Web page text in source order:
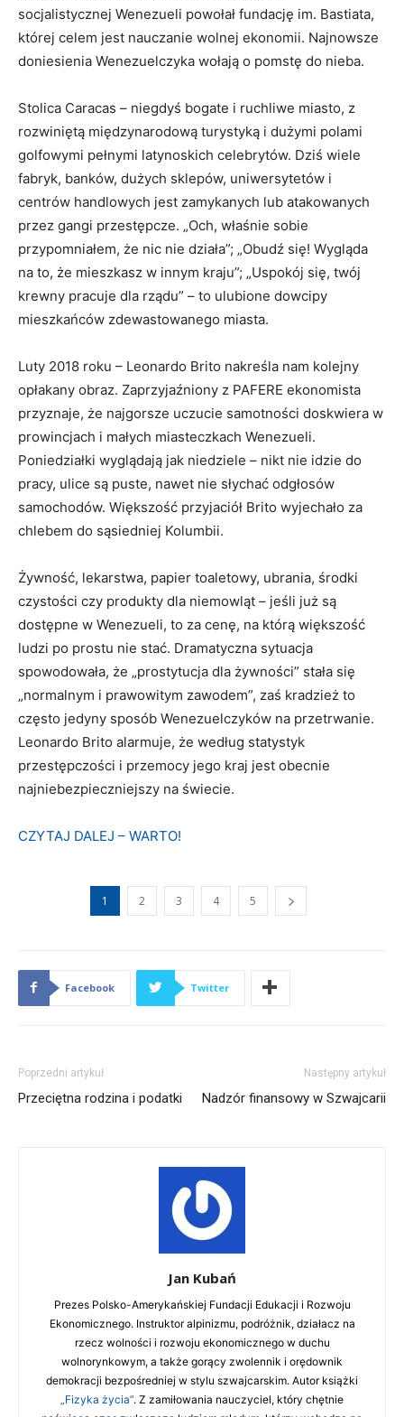
socjalistycznej Wenezueli powołał fundację im. Bastiata,
której celem jest nauczanie wolnej ekonomii. Najnowsze
doniesienia Wenezuelczyka wołają o pomstę do nieba.
Stolica Caracas – niegdyś bogate i ruchliwe miasto, z
rozwiniętą międzynarodową turystyką i dużymi polami
golfowymi pełnymi latynoskich celebrytów. Dziś wiele
fabryk, banków, dużych sklepów, uniwersytetów i
centrów handlowych jest zamykanych lub atakowanych
przez gangi przestępcze. „Och, właśnie sobie
przypomniałem, że nic nie działa”; „Obudź się! Wygląda
na to, że mieszkasz w innym kraju”; „Uspokój się, twój
krewny pracuje dla rządu” – to ulubione dowcipy
mieszkańców zdewastowanego miasta.
Luty 2018 roku – Leonardo Brito nakreśla nam kolejny
opłakany obraz. Zaprzyjaźniony z PAFERE ekonomista
przyznaje, że najgorsze uczucie samotności doskwiera w
prowincjach i małych miasteczkach Wenezueli.
Poniedziałki wyglądają jak niedziele – nikt nie idzie do
pracy, ulice są puste, nawet nie słychać odgłosów
samochodów. Większość przyjaciół Brito wyjechało za
chlebem do sąsiedniej Kolumbii.
Żywność, lekarstwa, papier toaletowy, ubrania, środki
czystości czy produkty dla niemowląt – jeśli już są
dostępne w Wenezueli, to za cenę, na którą większość
ludzi po prostu nie stać. Dramatyczna sytuacja
spowodowała, że „prostytucja dla żywności” stała się
„normalnym i prawowitym zawodem”, zaś kradzież to
często jedyny sposób Wenezuelczyków na przetrwanie.
Leonardo Brito alarmuje, że według statystyk
przestępczości i przemocy jego kraj jest obecnie
najniebezpieczniejszy na świecie.
CZYTAJ DALEJ – WARTO!
1 2 3 4 5
Facebook Twitter
Poprzedni artykuł
Przeciętna rodzina i podatki
Następny artykuł
Nadzór finansowy w Szwajcarii
Jan Kubań
Prezes Polsko-Amerykańskiej Fundacji Edukacji i Rozwoju
Ekonomicznego. Instruktor alpinizmu, podróżnik, działacz na
rzecz wolności i rozwoju ekonomicznego w duchu
wolnorynkowym, a także gorący zwolennik i orędownik
demokracji bezpośredniej w stylu szwajcarskim. Autor książki
„Fizyka życia”. Z zamiłowania nauczyciel, który chętnie